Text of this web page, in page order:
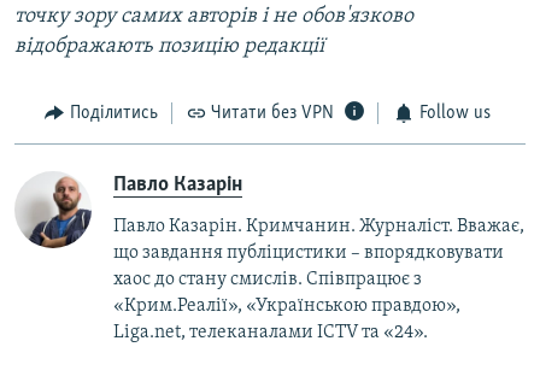
точку зору самих авторів і не обов'язково
відображають позицію редакції
Поділитись Читати без VPN Follow us
Павло Казарін
Павло Казарін. Кримчанин. Журналіст. Вважає,
що завдання публіцистики – впорядковувати
хаос до стану смислів. Співпрацює з
«Крим.Реалії», «Українською правдою»,
Liga.net, телеканалами ICTV та «24».